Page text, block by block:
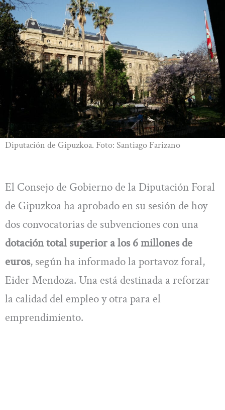
Diputación de Gipuzkoa. Foto: Santiago Farizano
El Consejo de Gobierno de la Diputación Foral
de Gipuzkoa ha aprobado en su sesión de hoy
dos convocatorias de subvenciones con una
dotación total superior a los 6 millones de
euros, según ha informado la portavoz foral,
Eider Mendoza. Una está destinada a reforzar
la calidad del empleo y otra para el
emprendimiento.